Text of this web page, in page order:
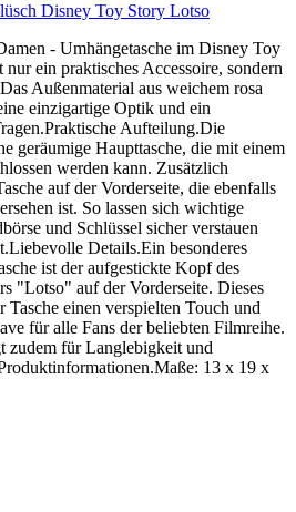
Disney Toy Story Lotso
- Umhängetasche im Disney Toy
ein praktisches Accessoire, sondern
Außenmaterial aus weichem rosa
einzigartige Optik und ein
Aufteilung.Die
geräumige Haupttasche, die mit einem
werden kann. Zusätzlich
auf der Vorderseite, die ebenfalls
ist. So lassen sich wichtige
und Schlüssel sicher verstauen
Details.Ein besonderes
ist der aufgestickte Kopf des
"Lotso" auf der Vorderseite. Dieses
einen verspielten Touch und
für alle Fans der beliebten Filmreihe.
zudem für Langlebigkeit und
13 x 19 x